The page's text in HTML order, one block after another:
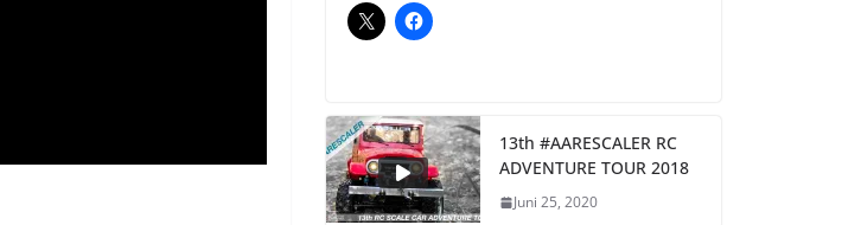
13th #AARESCALER RC
ADVENTURE TOUR 2018
Juni 25, 2020